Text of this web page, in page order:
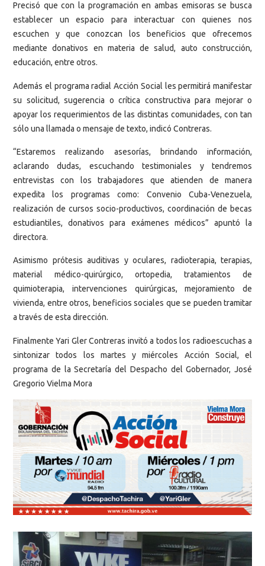
Precisó que con la programación en ambas emisoras se busca
establecer un espacio para interactuar con quienes nos
escuchen y que conozcan los beneficios que ofrecemos
mediante donativos en materia de salud, auto construcción,
educación, entre otros.
Además el programa radial Acción Social les permitirá manifestar
su solicitud, sugerencia o crítica constructiva para mejorar o
apoyar los requerimientos de las distintas comunidades, con tan
sólo una llamada o mensaje de texto, indicó Contreras.
“Estaremos realizando asesorías, brindando información,
aclarando dudas, escuchando testimoniales y tendremos
entrevistas con los trabajadores que atienden de manera
expedita los programas como: Convenio Cuba-Venezuela,
realización de cursos socio-productivos, coordinación de becas
estudiantiles, donativos para exámenes médicos” apuntó la
directora.
Asimismo prótesis auditivas y oculares, radioterapia, terapias,
material médico-quirúrgico, ortopedia, tratamientos de
quimioterapia, intervenciones quirúrgicas, mejoramiento de
vivienda, entre otros, beneficios sociales que se pueden tramitar
a través de esta dirección.
Finalmente Yari Gler Contreras invitó a todos los radioescuchas a
sintonizar todos los martes y miércoles Acción Social, el
programa de la Secretaría del Despacho del Gobernador, José
Gregorio Vielma Mora